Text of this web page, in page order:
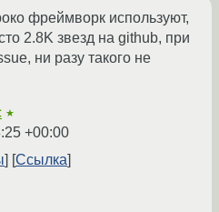
фреймворк используют,
2.8K звезд на github, при
ни разу такого не
★
+00:00
Ссылка